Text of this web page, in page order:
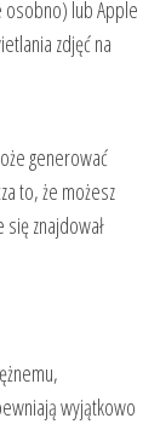
osobno) lub Apple
zdjęć na
generować
to, że możesz
znajdował
wyjątkowo